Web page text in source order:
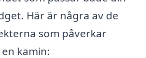
Här är några av de
som påverkar
kamin: